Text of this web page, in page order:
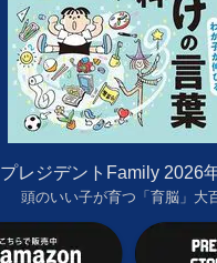
プレジデントFamily 2026
頭のいい子が育つ「育脳」大